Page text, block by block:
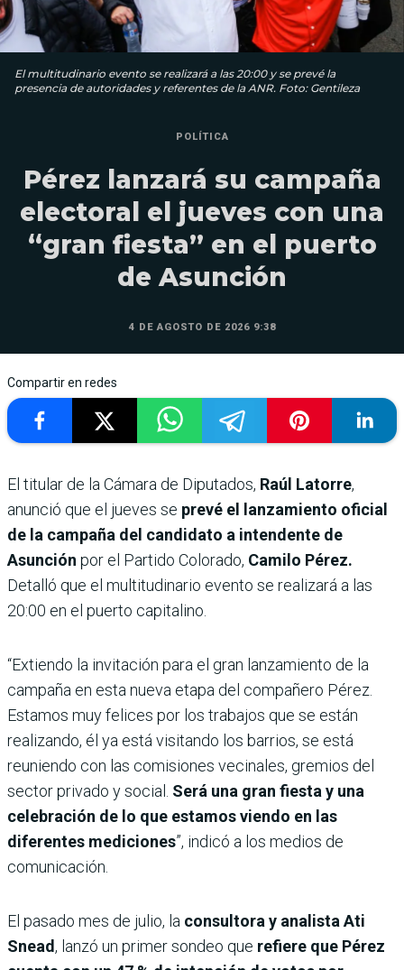
El multitudinario evento se realizará a las 20:00 y se prevé la
presencia de autoridades y referentes de la ANR. Foto: Gentileza
POLÍTICA
Pérez lanzará su campaña
electoral el jueves con una
“gran fiesta” en el puerto
de Asunción
4 DE AGOSTO DE 2026 9:38
Compartir en redes
El titular de la Cámara de Diputados, Raúl Latorre,
anunció que el jueves se prevé el lanzamiento oficial
de la campaña del candidato a intendente de
Asunción por el Partido Colorado, Camilo Pérez.
Detalló que el multitudinario evento se realizará a las
20:00 en el puerto capitalino.
“Extiendo la invitación para el gran lanzamiento de la
campaña en esta nueva etapa del compañero Pérez.
Estamos muy felices por los trabajos que se están
realizando, él ya está visitando los barrios, se está
reuniendo con las comisiones vecinales, gremios del
sector privado y social. Será una gran fiesta y una
celebración de lo que estamos viendo en las
diferentes mediciones”, indicó a los medios de
comunicación.
El pasado mes de julio, la consultora y analista Ati
Snead, lanzó un primer sondeo que refiere que Pérez